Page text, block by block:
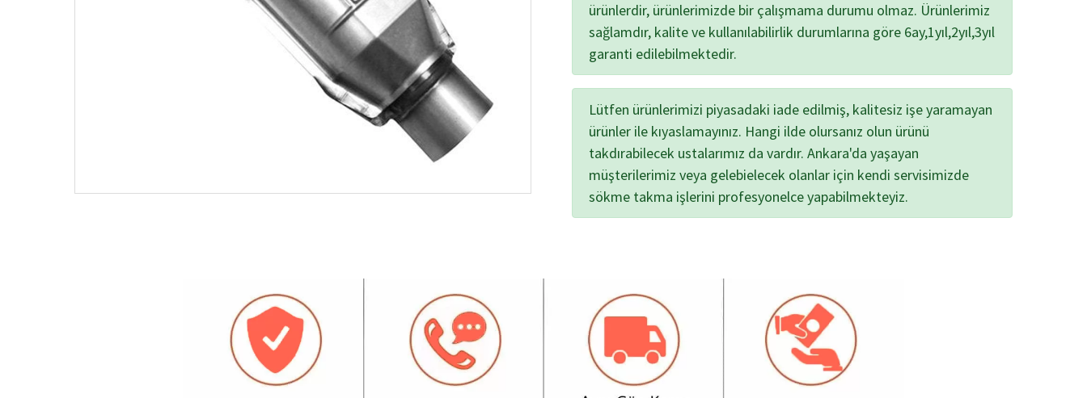
ürünlerdir, ürünlerimizde bir çalışmama durumu olmaz. Ürünlerimiz
sağlamdır, kalite ve kullanılabilirlik durumlarına göre 6ay,1yıl,2yıl,3yıl
garanti edilebilmektedir.
Lütfen ürünlerimizi piyasadaki iade edilmiş, kalitesiz işe yaramayan
ürünler ile kıyaslamayınız. Hangi ilde olursanız olun ürünü
takdırabilecek ustalarımız da vardır. Ankara'da yaşayan
müşterilerimiz veya gelebielecek olanlar için kendi servisimizde
sökme takma işlerini profesyonelce yapabilmekteyiz.